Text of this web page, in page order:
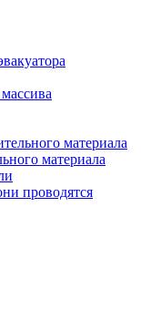
материала
материала
проводятся